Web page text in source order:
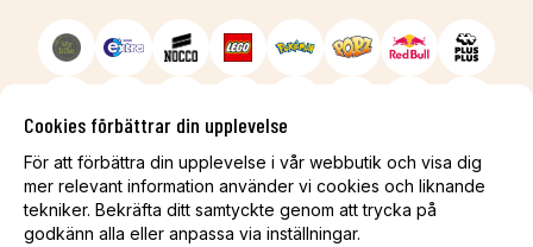
Cookies förbättrar din upplevelse
För att förbättra din upplevelse i vår webbutik och visa dig
mer relevant information använder vi cookies och liknande
tekniker. Bekräfta ditt samtyckte genom att trycka på
godkänn alla eller anpassa via inställningar.